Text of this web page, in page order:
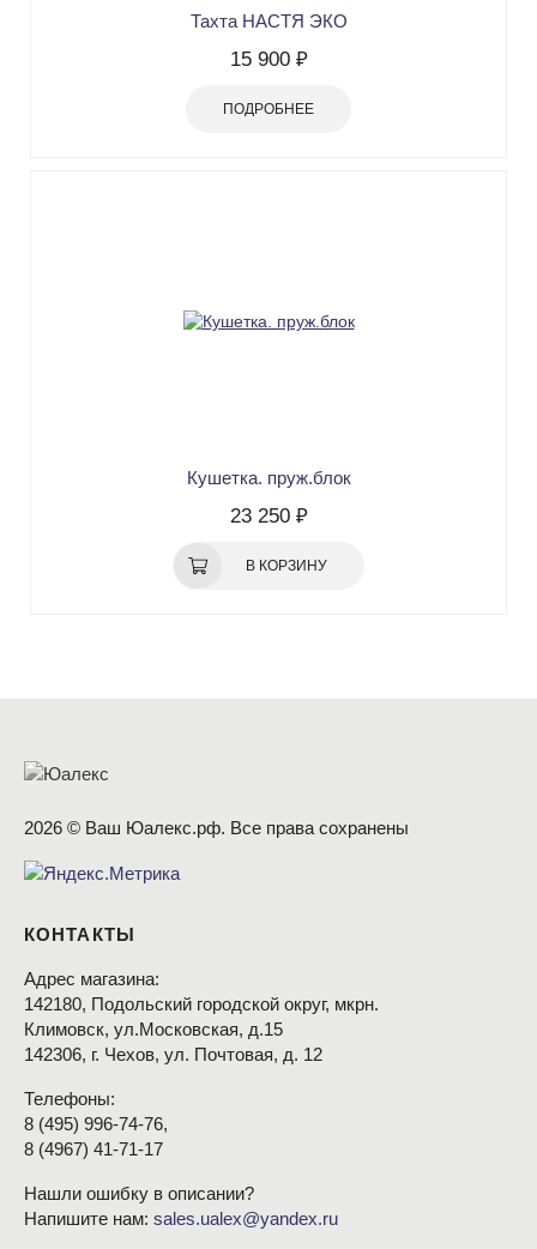
Тахта НАСТЯ ЭКО
15 900 ₽
ПОДРОБНЕЕ
Кушетка. пруж.блок
23 250 ₽
В КОРЗИНУ
2026 © Ваш Юалекс.рф. Все права сохранены
КОНТАКТЫ
Адрес магазина:
142180, Подольский городской округ, мкрн.
Климовск, ул.Московская, д.15
142306, г. Чехов, ул. Почтовая, д. 12
Телефоны:
8 (495) 996-74-76,
8 (4967) 41-71-17
Нашли ошибку в описании?
Напишите нам: sales.ualex@yandex.ru